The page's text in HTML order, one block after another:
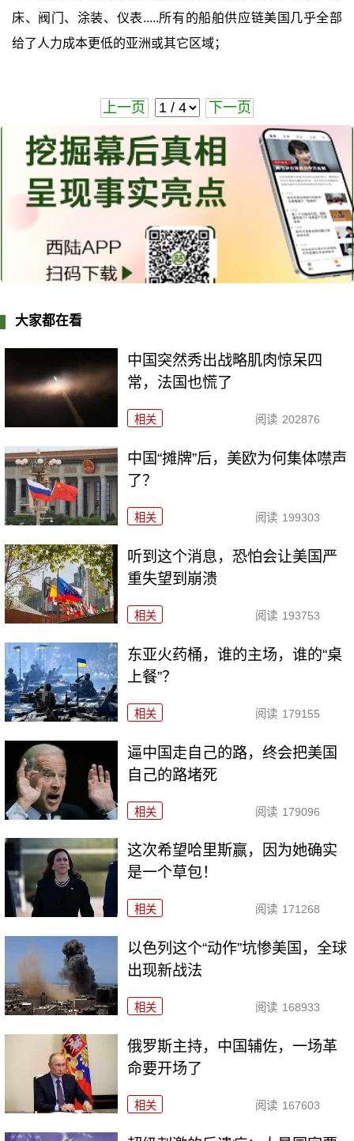
床、阀门、涂装、仪表.....所有的船舶供应链美国几乎全部
给了人力成本更低的亚洲或其它区域；
上一页 下一页
大家都在看
中国突然秀出战略肌肉惊呆四
常，法国也慌了
相关 阅读 202876
中国“摊牌”后，美欧为何集体噤声
了？
相关 阅读 199303
听到这个消息，恐怕会让美国严
重失望到崩溃
相关 阅读 193753
东亚火药桶，谁的主场，谁的“桌
上餐”？
相关 阅读 179155
逼中国走自己的路，终会把美国
自己的路堵死
相关 阅读 179096
这次希望哈里斯赢，因为她确实
是一个草包！
相关 阅读 171268
以色列这个“动作”坑惨美国，全球
出现新战法
相关 阅读 168933
俄罗斯主持，中国辅佐，一场革
命要开场了
相关 阅读 167603